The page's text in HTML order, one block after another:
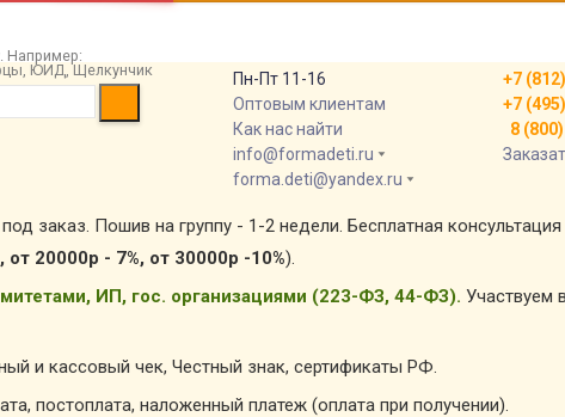
Например:
ЮИД, Щелкунчик
Пн-Пт 11-16
Оптовым клиентам
Как нас найти
info@formadeti.ru
forma.deti@yandex.ru
+7
+7
8
заказ. Пошив на группу - 1-2 недели. Бесплатная
от 20000р - 7%, от 30000р -10%).
ИП, гос. организациями (223-ФЗ, 44-ФЗ). Участвуем
и кассовый чек, Честный знак, сертификаты РФ.
постоплата, наложенный платеж (оплата при получении).